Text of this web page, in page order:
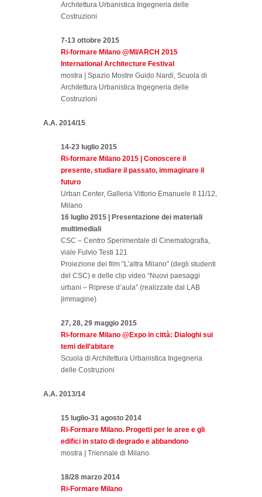
Architettura Urbanistica Ingegneria delle
Costruzioni
7-13 ottobre 2015
Ri-formare Milano @MI/ARCH 2015
International Architecture Festival
mostra | Spazio Mostre Guido Nardi, Scuola di
Architettura Urbanistica Ingegneria delle
Costruzioni
A.A. 2014/15
14-23 luglio 2015
Ri-formare Milano 2015 | Conoscere il
presente, studiare il passato, immaginare il
futuro
Urban Center, Galleria Vittorio Emanuele II 11/12,
Milano
16 luglio 2015 |
Presentazione dei materiali
multimediali
CSC – Centro Sperimentale di Cinematografia,
viale Fulvio Testi 121
Proiezione dei film “L’altra Milano” (degli studenti
del CSC) e delle clip video “Nuovi paesaggi
urbani – Riprese d’aula” (realizzate dal LAB
|immagine)
27, 28, 29 maggio 2015
Ri-formare Milano @Expo in città: Dialoghi sui
temi dell’abitare
Scuola di Architettura Urbanistica Ingegneria
delle Costruzioni
A.A. 2013/14
15 luglio-31 agosto 2014
Ri-Formare Milano. Progetti per le aree e gli
edifici in stato di degrado e abbandono
mostra | Triennale di Milano
18/28 marzo 2014
Ri-Formare Milano